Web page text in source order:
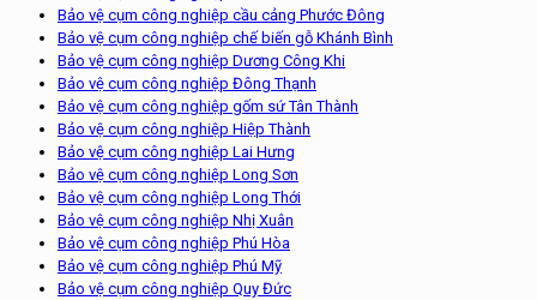
Bảo vệ cụm công nghiệp cầu cảng Phước Đông
Bảo vệ cụm công nghiệp chế biến gỗ Khánh Bình
Bảo vệ cụm công nghiệp Dương Công Khi
Bảo vệ cụm công nghiệp Đông Thạnh
Bảo vệ cụm công nghiệp gốm sứ Tân Thành
Bảo vệ cụm công nghiệp Hiệp Thành
Bảo vệ cụm công nghiệp Lai Hưng
Bảo vệ cụm công nghiệp Long Sơn
Bảo vệ cụm công nghiệp Long Thới
Bảo vệ cụm công nghiệp Nhị Xuân
Bảo vệ cụm công nghiệp Phú Hòa
Bảo vệ cụm công nghiệp Phú Mỹ
Bảo vệ cụm công nghiệp Quy Đức